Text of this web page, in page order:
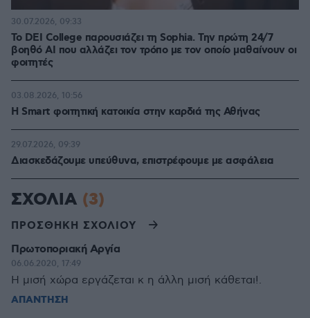
Το DEI College παρουσιάζει τη Sophia. Την πρώτη 24/7
βοηθό AI που αλλάζει τον τρόπο με τον οποίο μαθαίνουν οι
φοιτητές
30.07.2026, 09:33
Η Smart φοιτητική κατοικία στην καρδιά της Αθήνας
03.08.2026, 10:56
Διασκεδάζουμε υπεύθυνα, επιστρέφουμε με ασφάλεια
29.07.2026, 09:39
ΣΧΟΛΙΑ (3)
ΠΡΟΣΘΗΚΗ ΣΧΟΛΙΟΥ
Πρωτοποριακή Αργία
06.06.2020, 17:49
Η μισή χώρα εργάζεται κ η άλλη μισή κάθεται!.
ΑΠΑΝΤΗΣΗ